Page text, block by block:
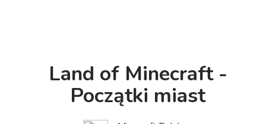
Land of Minecraft -
Początki miast